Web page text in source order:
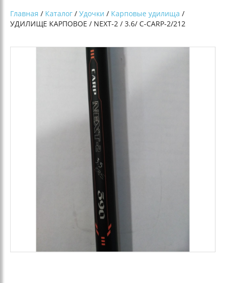
Главная / Каталог / Удочки / Карповые удилища /
УДИЛИЩЕ КАРПОВОЕ / NEXT-2 / 3.6/ C-CARP-2/212